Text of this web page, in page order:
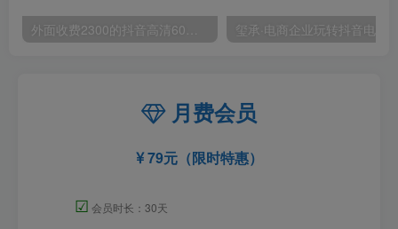
外面收费2300的抖音高清60帧视频教程，保证你能学会如何制作视频（教程+插件）
月费会员
79元（限时特惠）
☑ 会员时长：30天